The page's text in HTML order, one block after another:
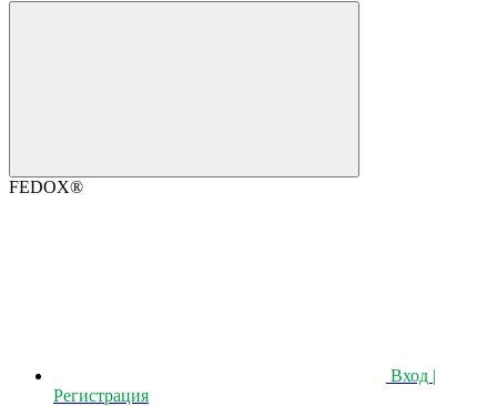
FEDOX®
Вход |
Регистрация